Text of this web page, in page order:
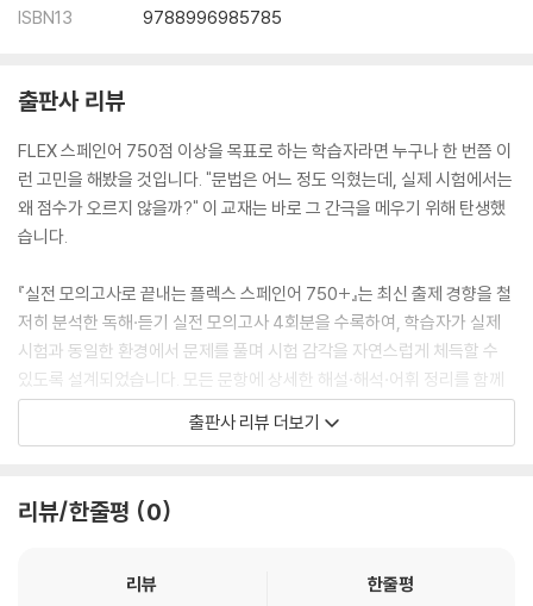
ISBN13
9788996985785
출판사 리뷰
FLEX 스페인어 750점 이상을 목표로 하는 학습자라면 누구나 한 번쯤 이
런 고민을 해봤을 것입니다. "문법은 어느 정도 익혔는데, 실제 시험에서는
왜 점수가 오르지 않을까?" 이 교재는 바로 그 간극을 메우기 위해 탄생했
습니다.
『실전 모의고사로 끝내는 플렉스 스페인어 750+』는 최신 출제 경향을 철
저히 분석한 독해·듣기 실전 모의고사 4회분을 수록하여, 학습자가 실제
시험과 동일한 환경에서 문제를 풀며 시험 감각을 자연스럽게 체득할 수
있도록 설계되었습니다. 모든 문항에 상세한 해설·해석·어휘 정리를 함께
제공해 막힘 없이 학습을 완성할 수 있습니다.
습자에게 가장 현실적이고 효율적인 해답을 제시합니다.
비바스페인어가 자신 있게 추천합니다. 이 한 권으로, 시험장에서 흔들리
출판사 리뷰 더보기
리뷰/한줄평 0
리뷰
한줄평